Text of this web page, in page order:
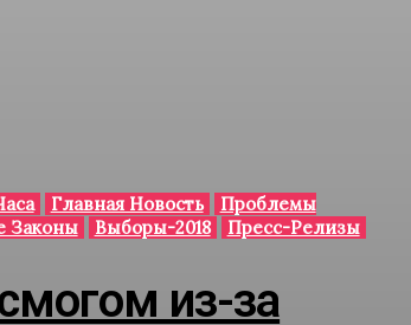
Главная Новость
Проблемы
Законы Выборы-2018
Пресс-Релизы
из-за